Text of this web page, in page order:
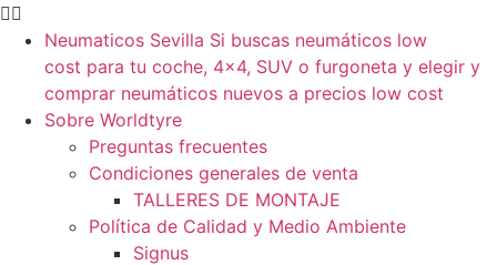
Neumaticos Sevilla Si buscas neumáticos low
cost para tu coche, 4×4, SUV o furgoneta y elegir y
comprar neumáticos nuevos a precios low cost
Sobre Worldtyre
Preguntas frecuentes
Condiciones generales de venta
TALLERES DE MONTAJE
Política de Calidad y Medio Ambiente
Signus